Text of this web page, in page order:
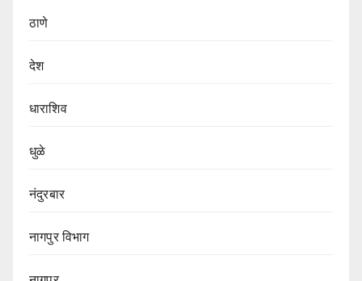
ठाणे
देश
धाराशिव
धुळे
नंदुरबार
नागपुर‌ विभाग‌